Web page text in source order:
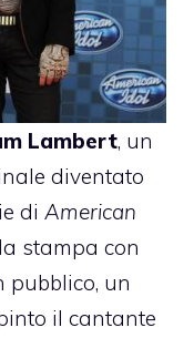
Lambert, un
diventato
di American
stampa con
pubblico, un
il cantante